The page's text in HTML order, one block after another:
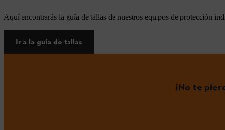
Aquí encontrarás la guía de tallas de nuestros equipos de protección
Ir a la guía de tallas
¡No te